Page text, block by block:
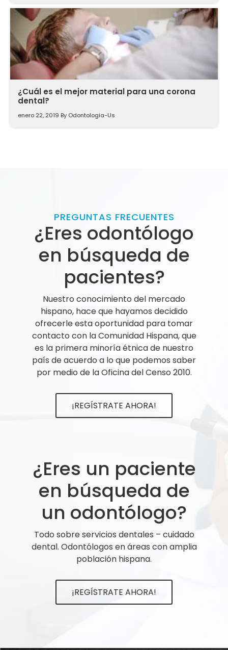
¿Cuál es el mejor material para una corona
dental?
enero 22, 2019 By Odontologia-Us
PREGUNTAS FRECUENTES
¿Eres odontólogo
en búsqueda de
pacientes?
Nuestro conocimiento del mercado
hispano, hace que hayamos decidido
ofrecerle esta oportunidad para tomar
contacto con la Comunidad Hispana, que
es la primera minoría étnica de nuestro
país de acuerdo a lo que podemos saber
por medio de la Oficina del Censo 2010.
¡REGÍSTRATE AHORA!
¿Eres un paciente
en búsqueda de
un odontólogo?
Todo sobre servicios dentales – cuidado
dental. Odontólogos en áreas con amplia
población hispana.
¡REGÍSTRATE AHORA!